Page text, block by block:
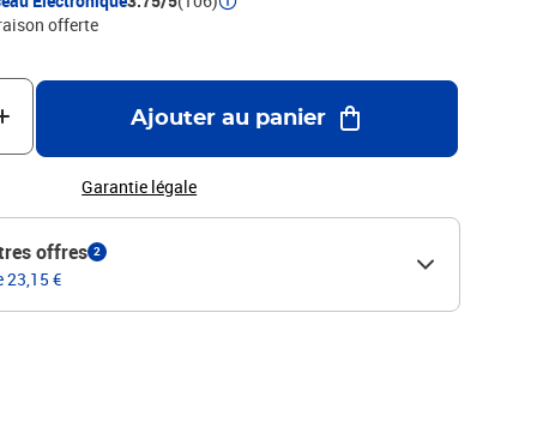
offerte
Ajouter au panier
Garantie légale
offres 2
23,15 €